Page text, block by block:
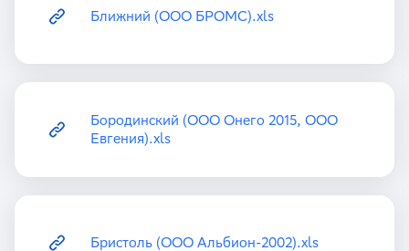
Ближний (ООО БРОМС).xls
Бородинский (ООО Онего 2015, ООО
Евгения).xls
Бристоль (ООО Альбион-2002).xls